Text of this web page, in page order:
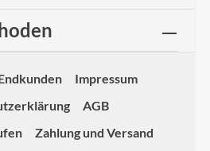
Impressum
AGB
Zahlung und Versand